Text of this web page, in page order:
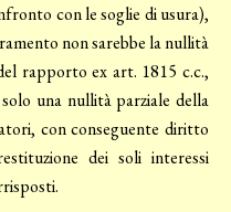
con le soglie di usura),
non sarebbe la nullità
rapporto ex art. 1815 c.c.,
una nullità parziale della
con conseguente diritto
dei soli interessi